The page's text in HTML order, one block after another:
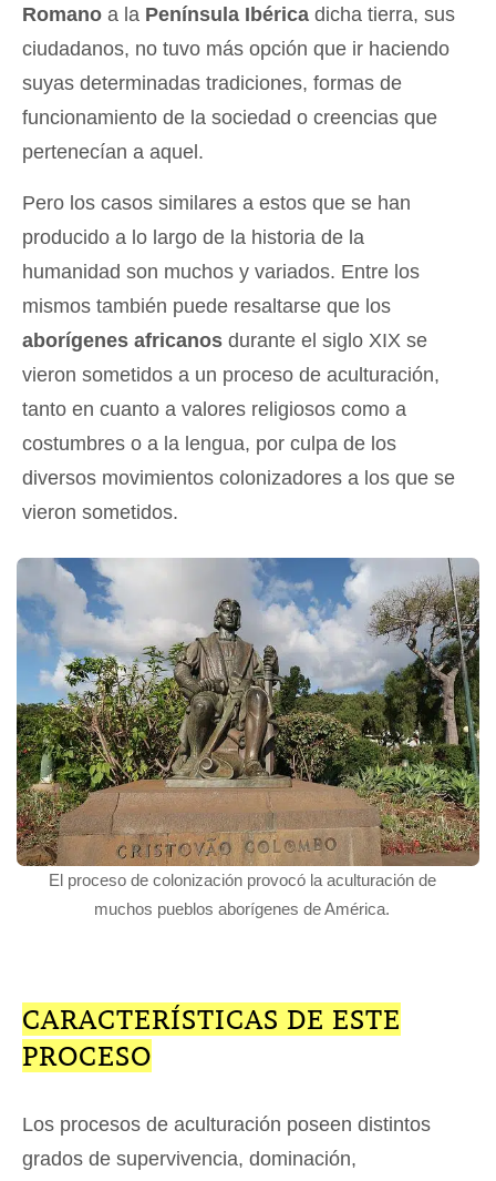
Romano a la Península Ibérica dicha tierra, sus
ciudadanos, no tuvo más opción que ir haciendo
suyas determinadas tradiciones, formas de
funcionamiento de la sociedad o creencias que
pertenecían a aquel.
Pero los casos similares a estos que se han
producido a lo largo de la historia de la
humanidad son muchos y variados. Entre los
mismos también puede resaltarse que los
aborígenes africanos durante el siglo XIX se
vieron sometidos a un proceso de aculturación,
tanto en cuanto a valores religiosos como a
costumbres o a la lengua, por culpa de los
diversos movimientos colonizadores a los que se
vieron sometidos.
El proceso de colonización provocó la aculturación de
muchos pueblos aborígenes de América.
CARACTERÍSTICAS DE ESTE
PROCESO
Los procesos de aculturación poseen distintos
grados de supervivencia, dominación,